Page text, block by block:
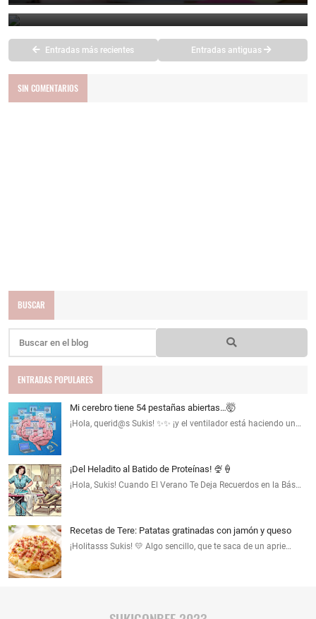
May 1, 2026
Entradas más recientes Entradas antiguas
SIN COMENTARIOS
BUSCAR
ENTRADAS POPULARES
Mi cerebro tiene 54 pestañas abiertas…🤯
¡Hola, querid@s Sukis! ✨✨ ¡y el ventilador está haciendo un…
¡Del Heladito al Batido de Proteínas! 🍨🍦
¡Hola, Sukis! Cuando El Verano Te Deja Recuerdos en la Bás…
Recetas de Tere: Patatas gratinadas con jamón y queso
¡Holitasss Sukis! 💛 Algo sencillo, que te saca de un aprie…